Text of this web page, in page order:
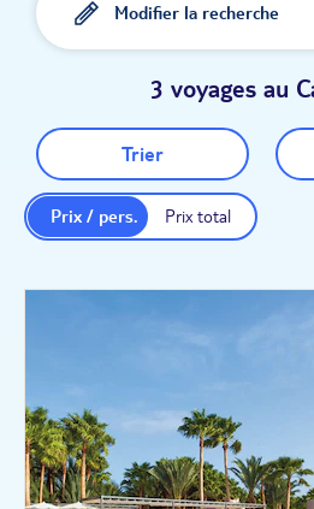
Modifier la recherche
3 voyages au
Trier
Prix total
Prix / pers.